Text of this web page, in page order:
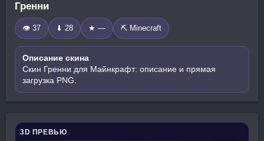
Гренни
👁 37 ⬇ 28 ★ — ⛏️ Minecraft
Описание скина
Скин Гренни для Майнкрафт: описание и прямая
загрузка PNG.
3D ПРЕВЬЮ